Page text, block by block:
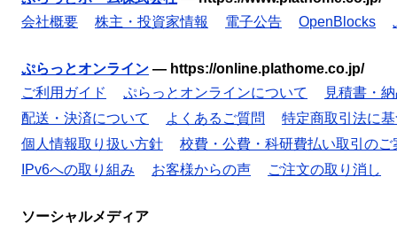
会社概要
株主・投資家情報 電子公告 OpenBlocks
ぷらっとオンライン — https://online.plathome.co.jp/
ご利用ガイド
ぷらっとオンラインについて
見積書・
配送・決済について
よくあるご質問
特定商取引法に
個人情報取り扱い方針
校費・公費・科研費払い取引のご
IPv6への取り組み
お客様からの声 ご注文の取り消し
ソーシャルメディア